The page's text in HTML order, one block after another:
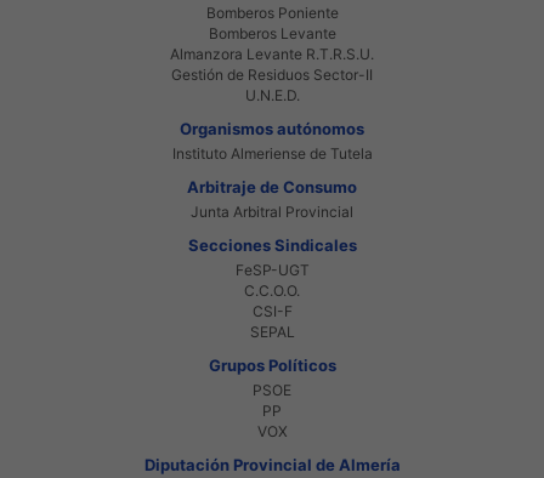
Bomberos Poniente
Bomberos Levante
Almanzora Levante R.T.R.S.U.
Gestión de Residuos Sector-II
U.N.E.D.
Organismos autónomos
Instituto Almeriense de Tutela
Arbitraje de Consumo
Junta Arbitral Provincial
Secciones Sindicales
FeSP-UGT
C.C.O.O.
CSI-F
SEPAL
Grupos Políticos
PSOE
PP
VOX
Diputación Provincial de Almería